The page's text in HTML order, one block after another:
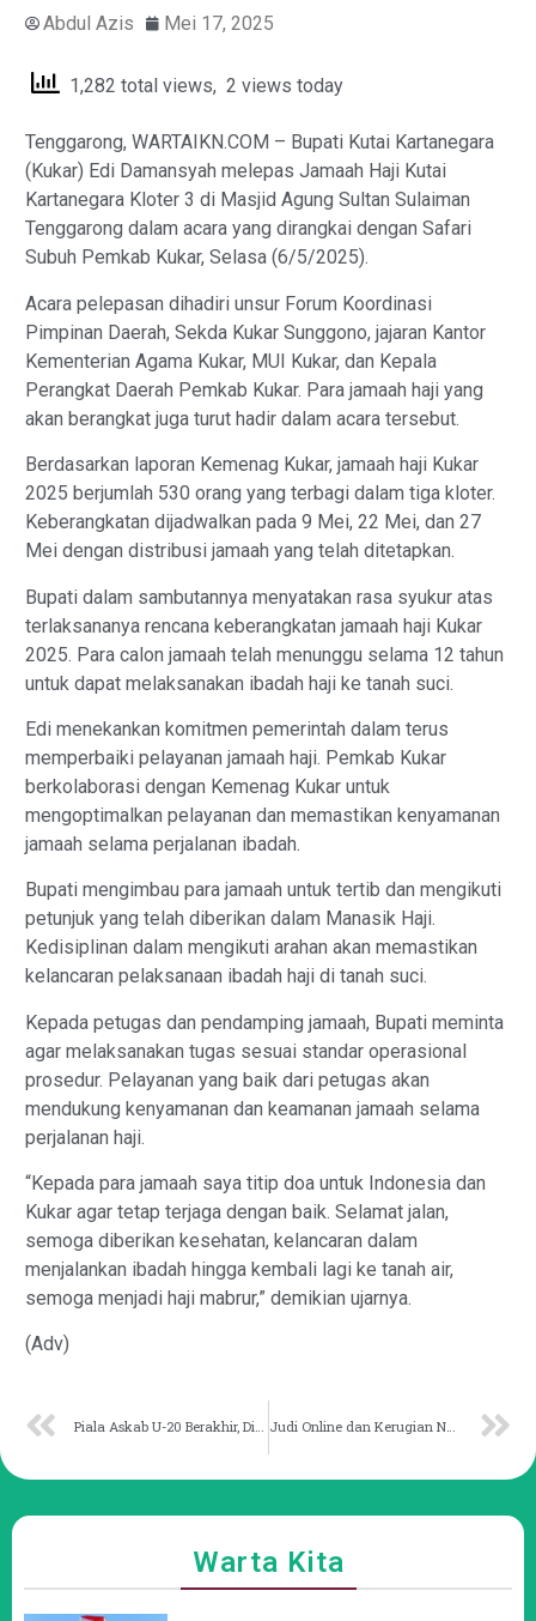
Abdul Azis Mei 17, 2025
1,282 total views, 2 views today
Tenggarong, WARTAIKN.COM – Bupati Kutai Kartanegara
(Kukar) Edi Damansyah melepas Jamaah Haji Kutai
Kartanegara Kloter 3 di Masjid Agung Sultan Sulaiman
Tenggarong dalam acara yang dirangkai dengan Safari
Subuh Pemkab Kukar, Selasa (6/5/2025).
Acara pelepasan dihadiri unsur Forum Koordinasi
Pimpinan Daerah, Sekda Kukar Sunggono, jajaran Kantor
Kementerian Agama Kukar, MUI Kukar, dan Kepala
Perangkat Daerah Pemkab Kukar. Para jamaah haji yang
akan berangkat juga turut hadir dalam acara tersebut.
Berdasarkan laporan Kemenag Kukar, jamaah haji Kukar
2025 berjumlah 530 orang yang terbagi dalam tiga kloter.
Keberangkatan dijadwalkan pada 9 Mei, 22 Mei, dan 27
Mei dengan distribusi jamaah yang telah ditetapkan.
Bupati dalam sambutannya menyatakan rasa syukur atas
terlaksananya rencana keberangkatan jamaah haji Kukar
2025. Para calon jamaah telah menunggu selama 12 tahun
untuk dapat melaksanakan ibadah haji ke tanah suci.
Edi menekankan komitmen pemerintah dalam terus
memperbaiki pelayanan jamaah haji. Pemkab Kukar
berkolaborasi dengan Kemenag Kukar untuk
mengoptimalkan pelayanan dan memastikan kenyamanan
jamaah selama perjalanan ibadah.
Bupati mengimbau para jamaah untuk tertib dan mengikuti
petunjuk yang telah diberikan dalam Manasik Haji.
Kedisiplinan dalam mengikuti arahan akan memastikan
kelancaran pelaksanaan ibadah haji di tanah suci.
Kepada petugas dan pendamping jamaah, Bupati meminta
agar melaksanakan tugas sesuai standar operasional
prosedur. Pelayanan yang baik dari petugas akan
mendukung kenyamanan dan keamanan jamaah selama
perjalanan haji.
“Kepada para jamaah saya titip doa untuk Indonesia dan
Kukar agar tetap terjaga dengan baik. Selamat jalan,
semoga diberikan kesehatan, kelancaran dalam
menjalankan ibadah hingga kembali lagi ke tanah air,
semoga menjadi haji mabrur,” demikian ujarnya.
(Adv)
Piala Askab U-20 Berakhir, Dispora Tekankan Pembinaan Berkelanjutan untuk Porprov 2026 Judi Online dan Kerugian Negara
Warta Kita